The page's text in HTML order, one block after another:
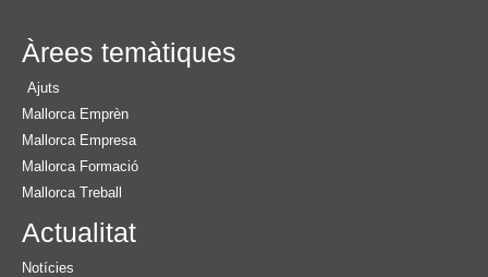
Àrees temàtiques
Ajuts
Mallorca Emprèn
Mallorca Empresa
Mallorca Formació
Mallorca Treball
Actualitat
Notícies